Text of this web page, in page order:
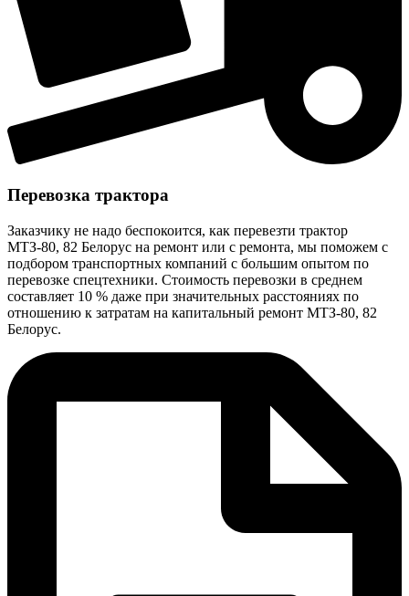
Перевозка трактора
Заказчику не надо беспокоится, как перевезти трактор
МТЗ-80, 82 Белорус на ремонт или с ремонта, мы поможем с
подбором транспортных компаний с большим опытом по
перевозке спецтехники. Стоимость перевозки в среднем
составляет 10 % даже при значительных расстояниях по
отношению к затратам на капитальный ремонт МТЗ-80, 82
Белорус.